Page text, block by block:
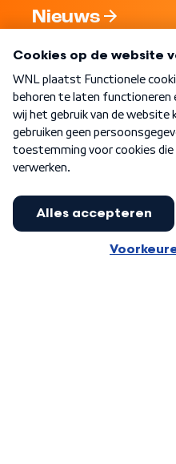
Nieuws
Nieuwsbrief
Word Lid